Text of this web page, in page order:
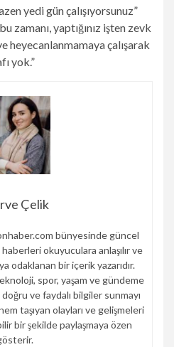
yedi gün çalışıyorsunuz”
zamanı, yaptığınız işten zevk
heyecanlanmamaya çalışarak
yok.”
Çelik
bünyesinde güncel
okuyuculara anlaşılır ve
odaklanan bir içerik yazarıdır.
spor, yaşam ve gündeme
ve faydalı bilgiler sunmayı
taşıyan olayları ve gelişmeleri
bir şekilde paylaşmaya özen